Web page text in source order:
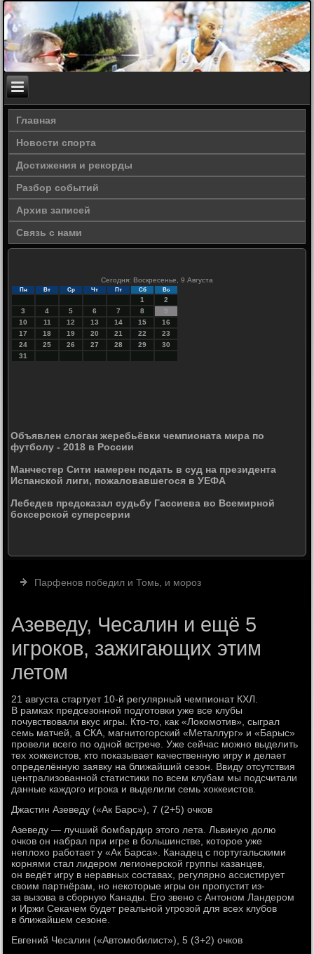
Главная
Новости спорта
Достижения и рекорды
Разбор событий
Архив записей
Связь с нами
Сегодня: Воскресенье, 9 Августа
Пн Вт Ср Чт Пт Сб Вс
1
2
3
4 5 6 7 8
9
10
11 12 13 14 15
16
17
18 19 20 21 22
23
24
25 26 27 28 29
30
31
Объявлен слоган жеребьёвки чемпионата мира по
футболу - 2018 в России
Манчестер Сити намерен подать в суд на президента
Испанской лиги, пожаловавшегося в УЕФА
Лебедев предсказал судьбу Гассиева во Всемирной
боксерской суперсерии
Парфенов победил и Томь, и мороз
Азеведу, Чесалин и ещё 5
игроков, зажигающих этим
летом
21 августа стартует 10-й регулярный чемпионат КХЛ.
В рамках предсезонной подготовки уже все клубы
почувствовали вкус игры. Кто-то, как «Локомотив», сыграл
семь матчей, а СКА, магнитогорский «Металлург» и «Барыс»
провели всего по одной встрече. Уже сейчас можно выделить
тех хоккеистов, кто показывает качественную игру и делает
определённую заявку на ближайший сезон. Ввиду отсутствия
централизованной статистики по всем клубам мы подсчитали
данные каждого игрока и выделили семь хоккеистов.
Джастин Азеведу («Ак Барс»), 7 (2+5) очков
Азеведу — лучший бомбардир этого лета. Львиную долю
очков он набрал при игре в большинстве, которое уже
неплохо работает у «Ак Барса». Канадец с португальскими
корнями стал лидером легионерской группы казанцев,
он ведёт игру в неравных составах, регулярно ассистирует
своим партнёрам, но некоторые игры он пропустит из-
за вызова в сборную Канады. Его звено с Антоном Ландером
и Иржи Секачем будет реальной угрозой для всех клубов
в ближайшем сезоне.
Евгений Чесалин («Автомобилист»), 5 (3+2) очков